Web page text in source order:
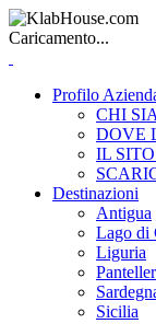
Caricamento...
Profilo
CHI
DOVE
IL
Destinazioni
Antigua
Lago di
Liguria
Sicilia